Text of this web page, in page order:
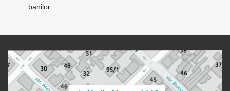
banilor